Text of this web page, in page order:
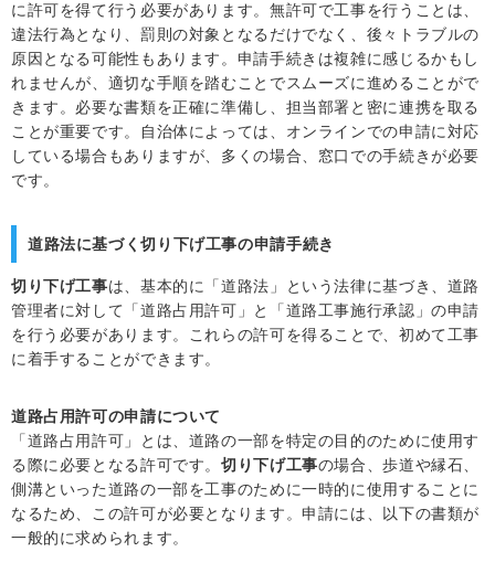
に許可を得て行う必要があります。無許可で工事を行うことは、
違法行為となり、罰則の対象となるだけでなく、後々トラブルの
原因となる可能性もあります。申請手続きは複雑に感じるかもし
れませんが、適切な手順を踏むことでスムーズに進めることがで
きます。必要な書類を正確に準備し、担当部署と密に連携を取る
ことが重要です。自治体によっては、オンラインでの申請に対応
している場合もありますが、多くの場合、窓口での手続きが必要
です。
道路法に基づく切り下げ工事の申請手続き
切り下げ工事は、基本的に「道路法」という法律に基づき、道路
管理者に対して「道路占用許可」と「道路工事施行承認」の申請
を行う必要があります。これらの許可を得ることで、初めて工事
に着手することができます。
道路占用許可の申請について
「道路占用許可」とは、道路の一部を特定の目的のために使用す
る際に必要となる許可です。切り下げ工事の場合、歩道や縁石、
側溝といった道路の一部を工事のために一時的に使用することに
なるため、この許可が必要となります。申請には、以下の書類が
一般的に求められます。